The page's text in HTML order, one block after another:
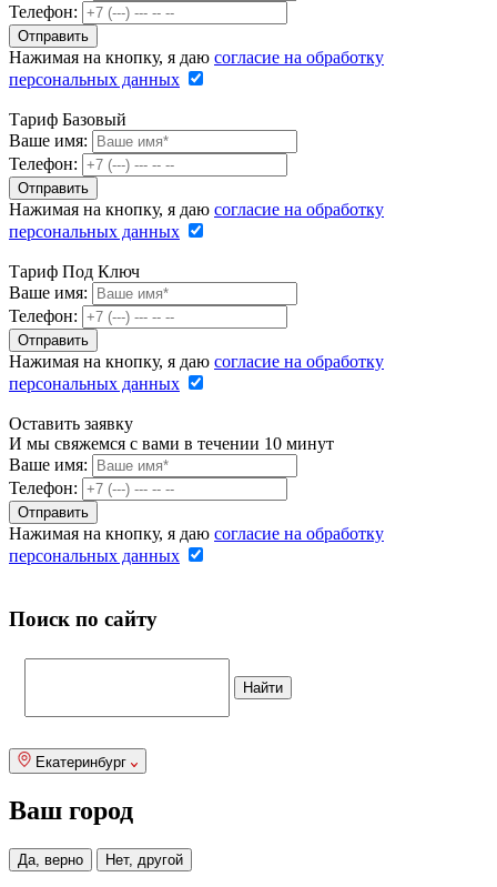
Телефон:
Нажимая на кнопку, я даю согласие на обработку
персональных данных
Тариф Базовый
Ваше имя:
Телефон:
Нажимая на кнопку, я даю согласие на обработку
персональных данных
Тариф Под Ключ
Ваше имя:
Телефон:
Нажимая на кнопку, я даю согласие на обработку
персональных данных
Оставить заявку
И мы свяжемся с вами в течении 10 минут
Ваше имя:
Телефон:
Нажимая на кнопку, я даю согласие на обработку
персональных данных
Поиск по сайту
Екатеринбург
Ваш город
Да, верно Нет, другой